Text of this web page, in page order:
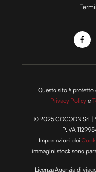
Questo sito è protetto
Privacy Policy e
© 2025 COCOON Srl |
P.IVA
Impostazioni dei
immagini stock sono
Licenza Agenzia di